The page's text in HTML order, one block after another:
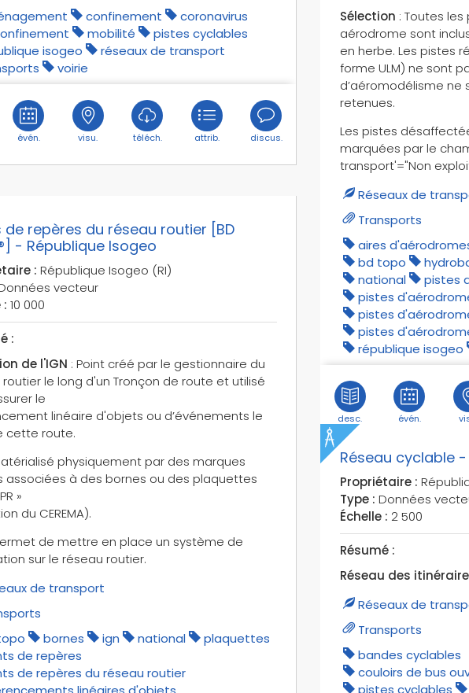
confinement
coronavirus
mobilité
pistes cyclables
isogeo
réseaux de transport
voirie
évén. visu. téléch. attrib. discus.
Sélection : Toutes
aérodrome sont
en herbe. Les pistes
forme ULM) ne sont
d’aéromodélisme ne
retenues.
Les pistes
marquées par le
transport'="Non
Réseaux de
Transports
aires
bd topo
national
pistes
pistes
pistes
pistes
république isogeo
desc. évén.
de repères du réseau routier [BD
- République Isogeo
: République Isogeo (RI)
vecteur
: 10 000
:
de l'IGN : Point créé par le gestionnaire du
le long d'un Tronçon de route et utilisé
le
linéaire d'objets ou d’événements le
cette route.
physiquement par des marques
associées à des bornes ou des plaquettes
»
du CEREMA).
de mettre en place un système de
sur le réseau routier.
de transport
bornes ign national
plaquettes
de repères
de repères du réseau routier
Réseau cyclable
Propriétaire :
Type : Données
Échelle : 2 500
Résumé :
Réseau des
Réseaux de
Transports
bandes cyclables
couloirs de bus
pistes cyclables